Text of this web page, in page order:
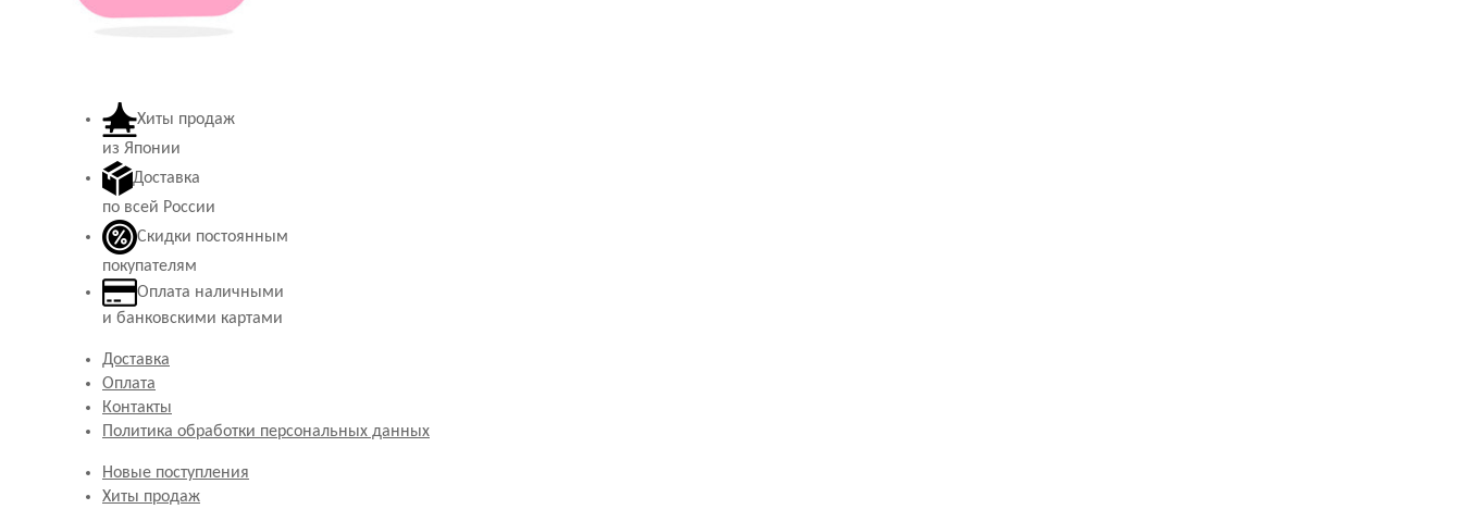
Хиты продаж
из Японии
Доставка
по всей России
Скидки постоянным
покупателям
Оплата наличными
и банковскими картами
Доставка
Оплата
Контакты
Политика обработки персональных данных
Новые поступления
Хиты продаж